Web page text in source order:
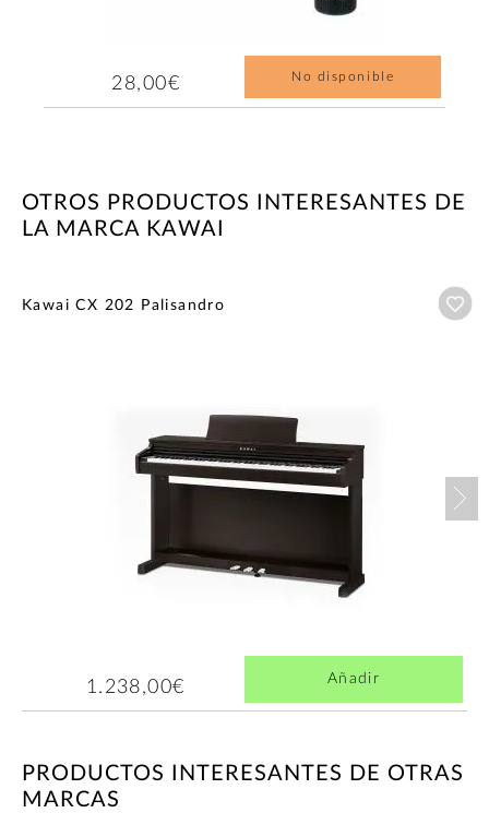
28,00€ No disponible
OTROS PRODUCTOS INTERESANTES DE
LA MARCA KAWAI
Kawai CX 202 Palisandro
1.238,00€ Añadir
PRODUCTOS INTERESANTES DE OTRAS
MARCAS